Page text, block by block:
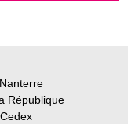
République